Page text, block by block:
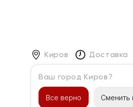
Киров
Ваш город Киров?
Все верно Сменить
Доставка
Каталог